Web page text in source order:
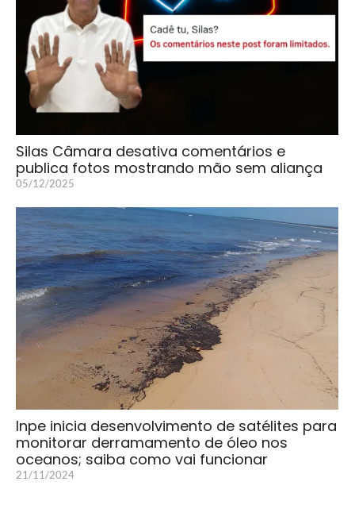
Silas Câmara desativa comentários e
publica fotos mostrando mão sem aliança
05/12/2025
Inpe inicia desenvolvimento de satélites para
monitorar derramamento de óleo nos
oceanos; saiba como vai funcionar
21/11/2024